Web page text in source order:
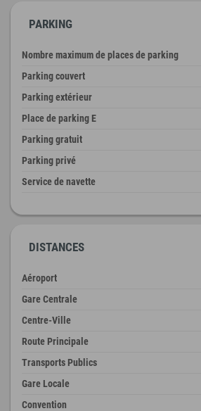
PARKING
Nombre maximum de places de parking
Parking couvert
Parking extérieur
Place de parking E
Parking gratuit
Parking privé
Service de navette
DISTANCES
Aéroport
Gare Centrale
Centre-Ville
Route Principale
Transports Publics
Gare Locale
Convention